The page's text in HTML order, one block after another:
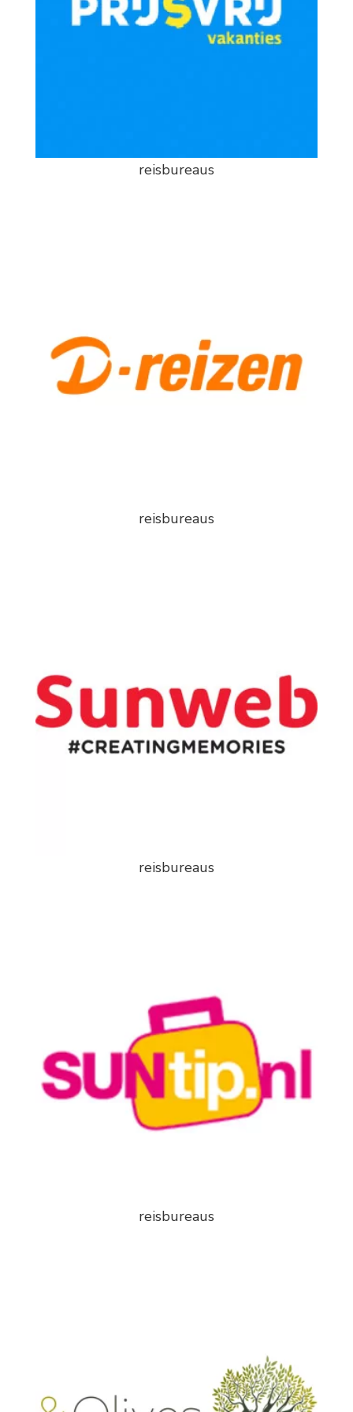
reisbureaus
reisbureaus
reisbureaus
reisbureaus